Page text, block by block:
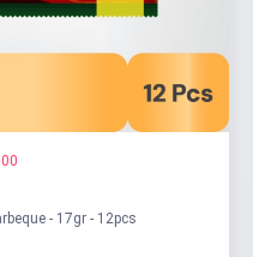
- 17gr - 12pcs